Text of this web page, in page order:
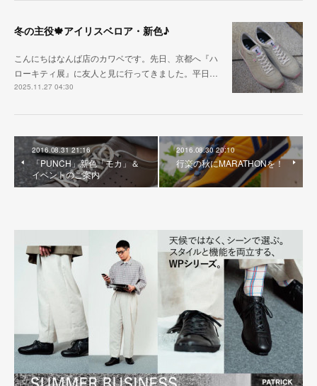
冬の主役🍁アイリスベロア・新色♪
こんにちはなんば店のカワベです。先日、京都へ『ハ
ローキティ展』に友人と見に行ってきました。平日…
2025.11.27 04:30
2016.08.31 21:16
「PUNCH」新色「モカ」＆
イベントのご案内
2016.08.30 20:10
行楽の秋にMARATHONを！